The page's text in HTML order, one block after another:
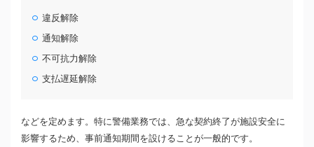
違反解除
通知解除
不可抗力解除
支払遅延解除
などを定めます。特に警備業務では、急な契約終了が施設安全に
影響するため、事前通知期間を設けることが一般的です。